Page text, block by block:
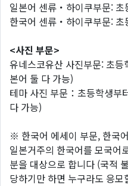
일본어 센류・하이쿠부문:
한국어 센류・하이쿠부문:
<사진 부문>
유네스코유산 사진부문: 초
본어 둘 다 가능)
테마 사진 부문：초등학생부
다 가능)
※ 한국어 에세이 부문, 한국
일본거주의 한국어를 모국어
분을 대상으로 합니다 (국적
당하기만 하면 누구라도 응모